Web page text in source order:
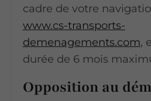
cadre de votre
www.cs-transports-
demenagements.com,
durée de 6 mois
Opposition au